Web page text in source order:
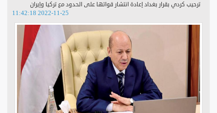
ترحيب كردي بقرار بغداد إعادة انتشار قواتها على الحدود مع تركيا وإيران
2022-11-25 11:42:18